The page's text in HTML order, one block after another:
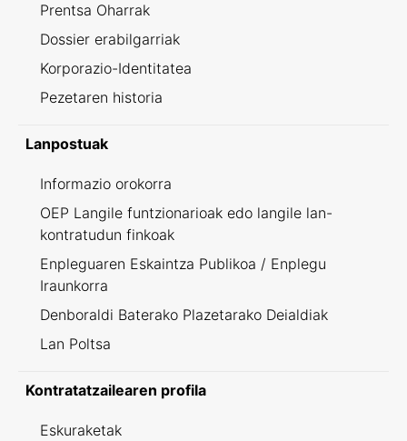
Prentsa Oharrak
Dossier erabilgarriak
Korporazio-Identitatea
Pezetaren historia
Lanpostuak
Informazio orokorra
OEP Langile funtzionarioak edo langile lan-
kontratudun finkoak
Enpleguaren Eskaintza Publikoa / Enplegu
Iraunkorra
Denboraldi Baterako Plazetarako Deialdiak
Lan Poltsa
Kontratatzailearen profila
Eskuraketak